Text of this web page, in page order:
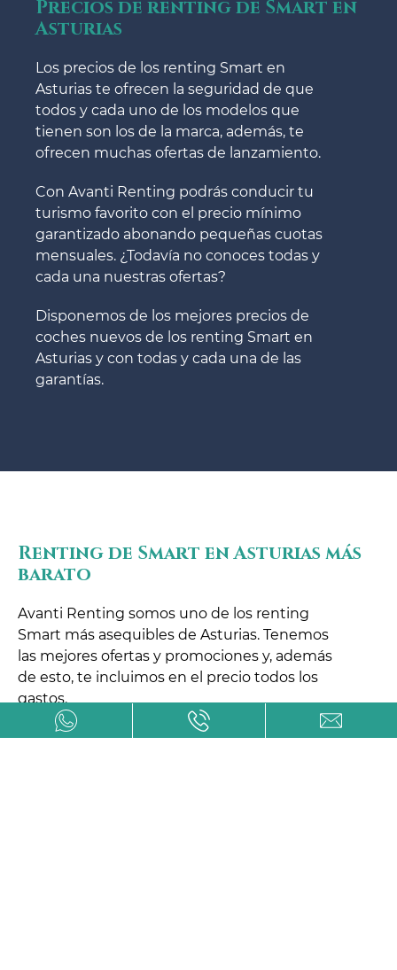
Precios de renting de Smart en
Asturias
Los precios de los renting Smart en
Asturias te ofrecen la seguridad de que
todos y cada uno de los modelos que
tienen son los de la marca, además, te
ofrecen muchas ofertas de lanzamiento.
Con Avanti Renting podrás conducir tu
turismo favorito con el precio mínimo
garantizado abonando pequeñas cuotas
mensuales. ¿Todavía no conoces todas y
cada una nuestras ofertas?
Disponemos de los mejores precios de
coches nuevos de los renting Smart en
Asturias y con todas y cada una de las
garantías.
Renting de Smart en Asturias más
barato
Avanti Renting somos uno de los renting
Smart más asequibles de Asturias. Tenemos
las mejores ofertas y promociones y, además
de esto, te incluimos en el precio todos los
gastos.
Son tantas las averías y los diferentes gastos